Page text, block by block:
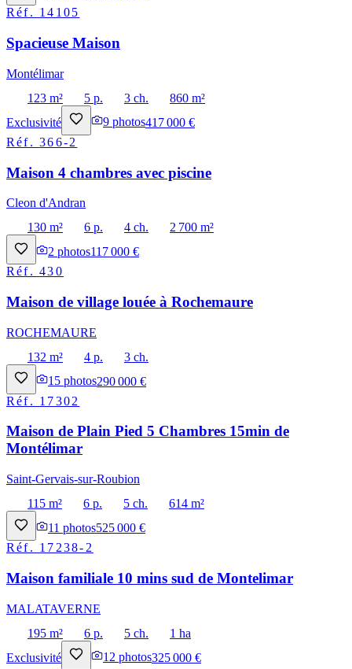
Réf. 14105
Spacieuse Maison
Montélimar
123 m²
5 p. 3 ch.
860 m²
Exclusivité
9 photos417 000 €
Réf.366-2
Maison 4 chambres avec piscine
Cleon d'Andran
130 m²
6 p. 4 ch.
2 700 m²
2 photos117 000 €
Réf.430
Maison de village louée à Rochemaure
ROCHEMAURE
132 m²
4 p.
3 ch.
15 photos290 000 €
Réf. 17302
Maison de Plain Pied 5 Chambres 15min de
Montélimar
Saint-Gervais-sur-Roubion
115 m²
6 p. 5 ch.
614 m²
11 photos525 000 €
Réf. 17238-2
Maison familiale 10 mins sud de Montelimar
MALATAVERNE
195 m²
6 p. 5 ch.
1 ha
Exclusivité
12 photos325 000 €